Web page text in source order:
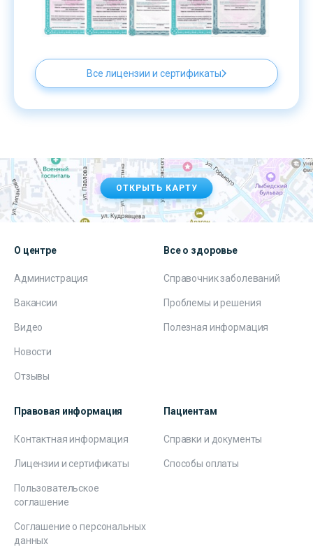
Все лицензии и сертификаты
ОТКРЫТЬ КАРТУ
О центре
Администрация
Вакансии
Видео
Новости
Отзывы
Все о здоровье
Справочник заболеваний
Проблемы и решения
Полезная информация
Правовая информация
Контактная информация
Лицензии и сертификаты
Пользовательское
соглашение
Соглашение о персональных
данных
Пациентам
Справки и документы
Способы оплаты